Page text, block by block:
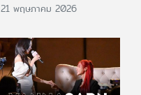
21 พฤษภาคม 2026